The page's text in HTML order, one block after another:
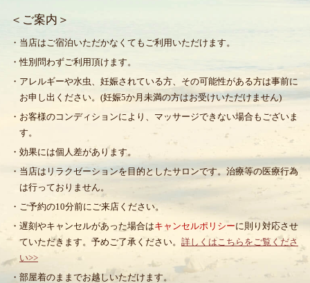
＜ご案内＞
・当店はご宿泊いただかなくてもご利用いただけます。
・性別問わずご利用頂けます。
・アレルギーや水虫、妊娠されている方、その可能性がある方は事前に
お申し出ください。(妊娠5か月未満の方はお受けいただけません)
・お客様のコンディションにより、マッサージできない場合もございま
す。
・効果には個人差があります。
・当店はリラクゼーションを目的としたサロンです。治療等の医療行為
は行っておりません。
・ご予約の10分前にご来店ください。
・遅刻やキャンセルがあった場合はキャンセルポリシーに則り対応させ
ていただきます。予めご了承ください。 詳しくはこちらをご覧くださ
い>>
・部屋着のままでお越しいただけます。